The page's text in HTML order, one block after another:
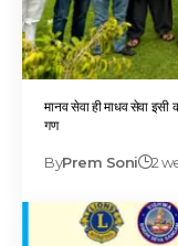
मानव सेवा ही माधव सेवा इसी
गण
ByPrem Soni 2